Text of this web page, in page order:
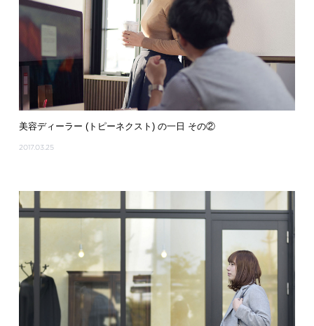
美容ディーラー (トピーネクスト) の一日 その②
2017.03.25